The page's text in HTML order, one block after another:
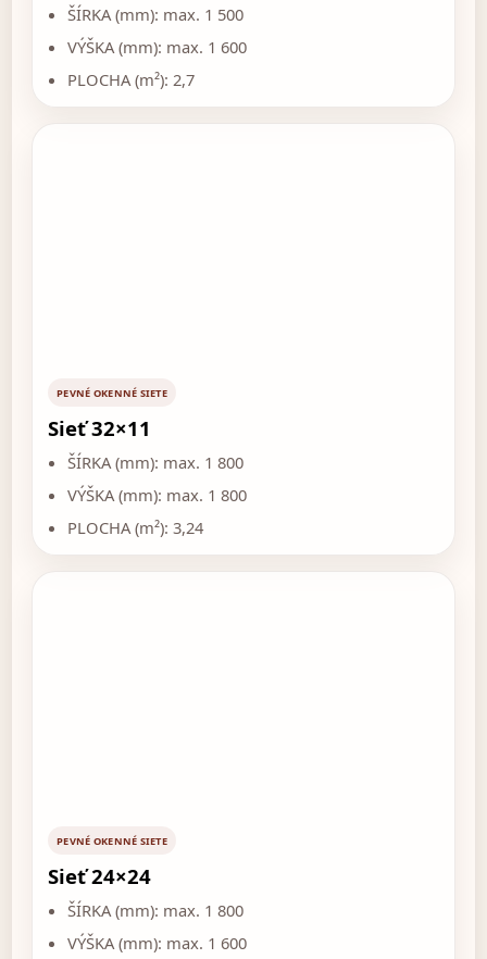
ŠÍRKA (mm): max. 1 500
VÝŠKA (mm): max. 1 600
PLOCHA (m²): 2,7
PEVNÉ OKENNÉ SIETE
Sieť 32×11
ŠÍRKA (mm): max. 1 800
VÝŠKA (mm): max. 1 800
PLOCHA (m²): 3,24
PEVNÉ OKENNÉ SIETE
Sieť 24×24
ŠÍRKA (mm): max. 1 800
VÝŠKA (mm): max. 1 600